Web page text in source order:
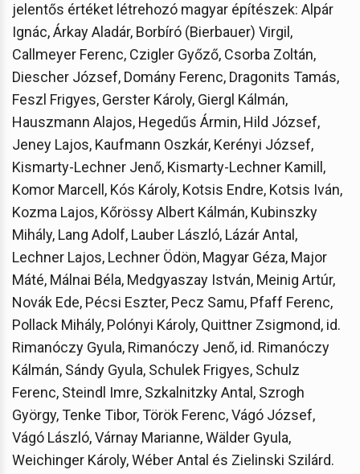
jelentős értéket létrehozó magyar építészek: Alpár
Ignác, Árkay Aladár, Borbíró (Bierbauer) Virgil,
Callmeyer Ferenc, Czigler Győző, Csorba Zoltán,
Diescher József, Domány Ferenc, Dragonits Tamás,
Feszl Frigyes, Gerster Károly, Giergl Kálmán,
Hauszmann Alajos, Hegedűs Ármin, Hild József,
Jeney Lajos, Kaufmann Oszkár, Kerényi József,
Kismarty-Lechner Jenő, Kismarty-Lechner Kamill,
Komor Marcell, Kós Károly, Kotsis Endre, Kotsis Iván,
Kozma Lajos, Kőrössy Albert Kálmán, Kubinszky
Mihály, Lang Adolf, Lauber László, Lázár Antal,
Lechner Lajos, Lechner Ödön, Magyar Géza, Major
Máté, Málnai Béla, Medgyaszay István, Meinig Artúr,
Novák Ede, Pécsi Eszter, Pecz Samu, Pfaff Ferenc,
Pollack Mihály, Polónyi Károly, Quittner Zsigmond, id.
Rimanóczy Gyula, Rimanóczy Jenő, id. Rimanóczy
Kálmán, Sándy Gyula, Schulek Frigyes, Schulz
Ferenc, Steindl Imre, Szkalnitzky Antal, Szrogh
György, Tenke Tibor, Török Ferenc, Vágó József,
Vágó László, Várnay Marianne, Wälder Gyula,
Weichinger Károly, Wéber Antal és Zielinski Szilárd.